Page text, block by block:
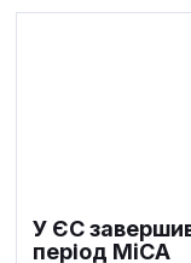
У ЄС
період MiCA